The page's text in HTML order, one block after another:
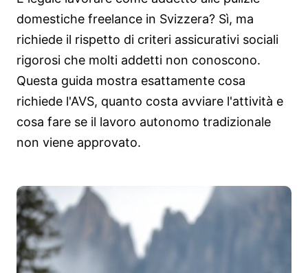
domestiche freelance in Svizzera? Sì, ma
richiede il rispetto di criteri assicurativi sociali
rigorosi che molti addetti non conoscono.
Questa guida mostra esattamente cosa
richiede l'AVS, quanto costa avviare l'attività e
cosa fare se il lavoro autonomo tradizionale
non viene approvato.